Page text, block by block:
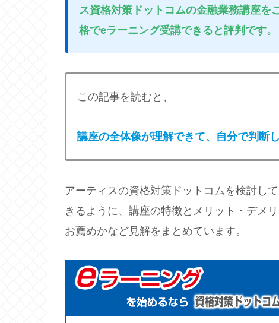
ス資格対策ドットコムの金融業務講座を
格でeラーニング受講できると評判です。
この記事を読むと、
講座の全体像が理解できて、自分で判断
アーティスの資格対策ドットコムを検討し
きるように、講座の特徴とメリット・デメ
お薦めかなど見解をまとめています。